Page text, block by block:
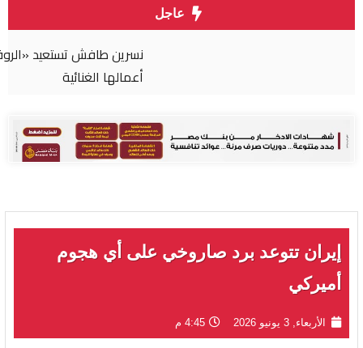
عاجل
نسرين طافش تستعيد «الروقان» من كواليس أحدث
إيران تتوعد برد صاروخي على أي هجوم
أميركي
الأربعاء, 3 يونيو 2026 4:45 م